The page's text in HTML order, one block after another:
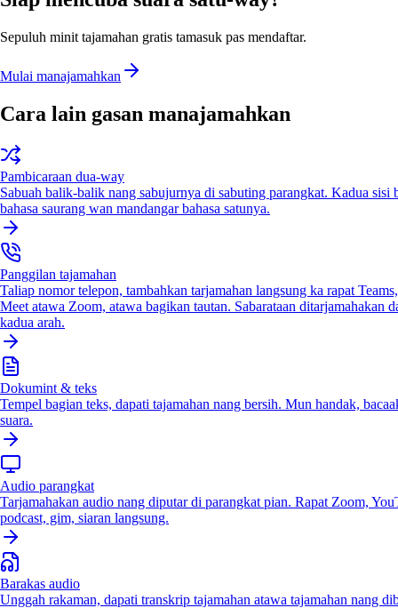
Sepuluh minit tajamahan gratis tamasuk pas mendaftar.
Mulai manajamahkan
Cara lain gasan manajamahkan
Pambicaraan dua-way
Sabuah balik-balik nang sabujurnya di sabuting parangkat. Kadua sisi
bahasa saurang wan mandangar bahasa satunya.
Panggilan tajamahan
Taliap nomor telepon, tambahkan tarjamahan langsung ka rapat
Meet atawa Zoom, atawa bagikan tautan. Sabarataan ditarjamahakan
kadua arah.
Dokumint & teks
Tempel bagian teks, dapati tajamahan nang bersih. Mun handak,
suara.
Audio parangkat
Tarjamahakan audio nang diputar di parangkat pian. Rapat Zoom,
podcast, gim, siaran langsung.
Barakas audio
Unggah rakaman, dapati transkrip tajamahan atawa tajamahan nang